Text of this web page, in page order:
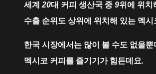
세계 20대 커피 생산국 중 9위에 위치
수출 순위도 상위에 위치해 있는 멕시
한국 시장에서는 많이 볼 수도 없을뿐
멕시코 커피를 즐기기가 힘든데요.